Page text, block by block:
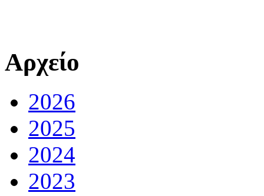
Αρχείο
2026
2025
2024
2023